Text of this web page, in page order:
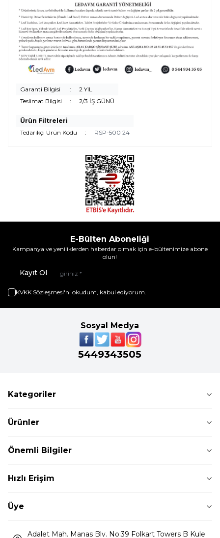
Garanti Bilgisi :
2 YIL
Teslimat Bilgisi
: 2/3 İŞ GÜNÜ
Ürün Filtreleri
Tedarikçi Ürün Kodu
: RSP-500 24
E-Bülten Aboneliği
Kampanya ve yeniliklerden haberdar olmak için e-bültenimize abone
olun!
Kayıt Ol
KVKK Sözleşmesi'ni okudum, kabul ediyorum.
Sosyal Medya
5449343505
Kategoriler
Ürünler
Önemli Bilgiler
Hızlı Erişim
Üye
Adalet Mah. Manas Blv. No:39 Folkart Towers B Kule